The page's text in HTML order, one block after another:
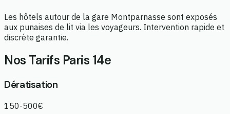
Les hôtels autour de la gare Montparnasse sont exposés
aux punaises de lit via les voyageurs. Intervention rapide et
discrète garantie.
Nos Tarifs Paris 14e
Dératisation
150-500€